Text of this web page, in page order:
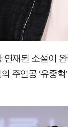
재된 소설이
주인공 ‘유중